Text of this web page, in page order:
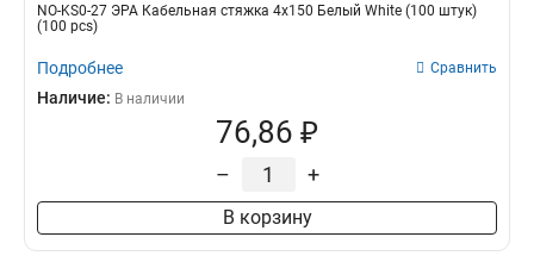
NO-KS0-27 ЭРА Кабельная стяжка 4х150 Белый White (100 штук)
(100 pcs)
Подробнее Сравнить
Наличие: В наличии
76,86 ₽
– +
В корзину